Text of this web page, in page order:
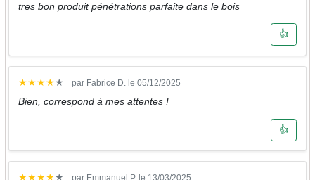
tres bon produit pénétrations parfaite dans le bois
👍
★★★★★ par Fabrice D. le 05/12/2025
Bien, correspond à mes attentes !
👍
★★★★★